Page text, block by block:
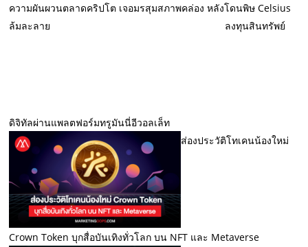
ความผันผวนตลาดคริปโต เจอมรสุมสภาพคล่อง หลังโดนพิษ Celsius
ล้มละลาย
ลงทุนสินทรัพย์
ดิจิทัลผ่านแพลตฟอร์มทรูมันนี่อีวอลเล็ท
ส่องประวัติโทเคนน้องใหม่
Crown Token บุกสื่อบันเทิงทั่วโลก บน NFT และ Metaverse